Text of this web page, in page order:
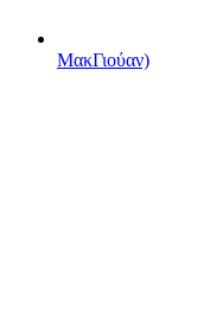
ΜακΓιούαν)